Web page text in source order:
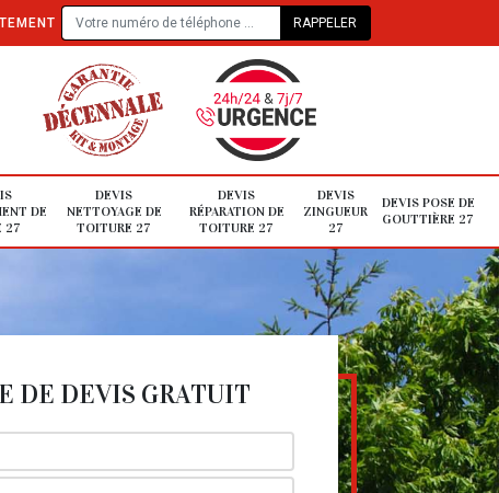
DE
27
DEVIS
NETTOYAGE DE
TOITURE 27
DEVIS
RÉPARATION DE
TOITURE 27
DEVIS
ZINGUEUR
27
DEVIS POSE DE
GOUTTIÈRE 27
DE DEVIS GRATUIT